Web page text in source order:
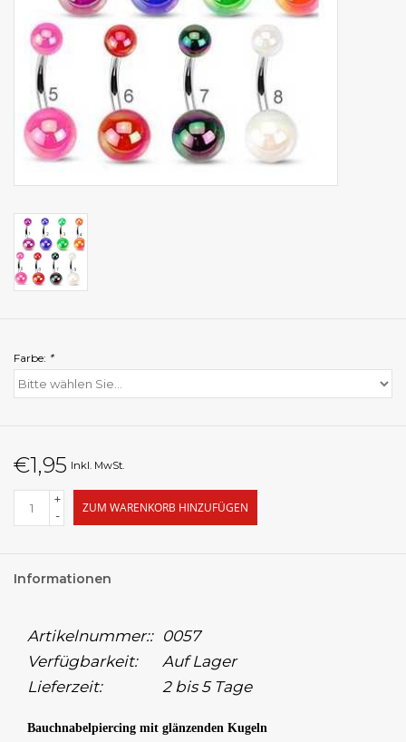
Farbe: *
€1,95 Inkl. MwSt.
+
-
ZUM WARENKORB HINZUFÜGEN
Informationen
Artikelnummer:: 0057
Verfügbarkeit:
Auf Lager
Lieferzeit:
2 bis 5 Tage
Bauchnabelpiercing mit glänzenden Kugeln